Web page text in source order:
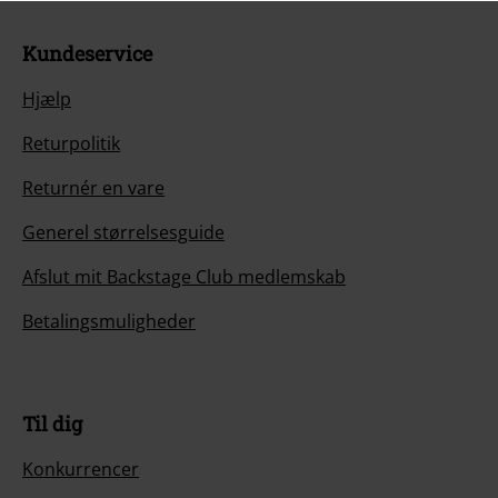
Kundeservice
Hjælp
Returpolitik
Returnér en vare
Generel størrelsesguide
Afslut mit Backstage Club medlemskab
Betalingsmuligheder
Til dig
Konkurrencer